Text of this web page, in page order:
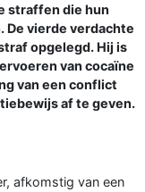
straffen die hun
De vierde verdachte
opgelegd. Hij is
van cocaïne
van een conflict
af te geven.
afkomstig van een